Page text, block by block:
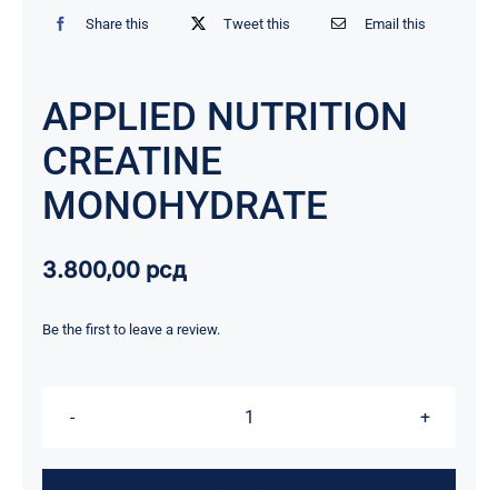
Share this Tweet this Email this
APPLIED NUTRITION
CREATINE
MONOHYDRATE
3.800,00 рсд
Be the first to leave a review.